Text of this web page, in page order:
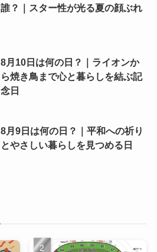
誰？｜スター性が光る夏の顔ぶれ
8月10日は何の日？｜ライオンか
ら焼き鳥まで心と暮らしを結ぶ記
念日
8月9日は何の日？｜平和への祈り
とやさしい暮らしを見つめる日